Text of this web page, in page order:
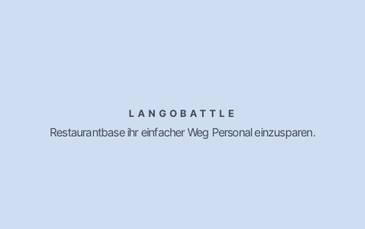
LANGOBATTLE
Restaurantbase ihr einfacher Weg Personal einzusparen.